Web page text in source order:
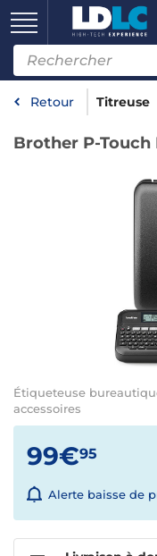
Retour Titreuse
Brother P-Touch
Étiqueteuse
accessoires
99€95
Alerte baisse de